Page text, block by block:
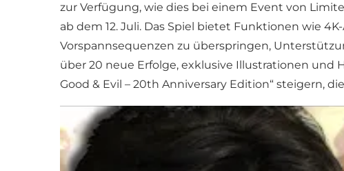
zur Verfügung, wie dies bei einem Event von
ab dem 12. Juli. Das Spiel bietet Funktionen wie
Vorspannsequenzen zu überspringen,
über 20 neue Erfolge, exklusive Illustrationen und
Good & Evil – 20th Anniversary Edition“ steigern,